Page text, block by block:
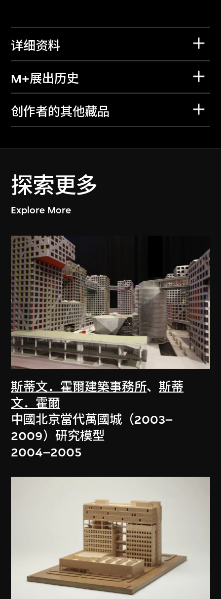
详细资料
M+展出历史
创作者的其他藏品
探索更多
Explore More
斯蒂文．霍爾建築事務所、斯蒂
文．霍爾
中國北京當代萬國城（2003–
2009）研究模型
2004–2005